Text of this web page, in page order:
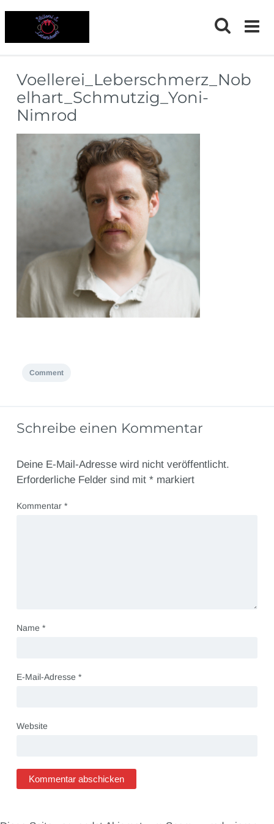
Voellerei_Leberschmerz_Nob
elhart_Schmutzig_Yoni-
Nimrod
Comment
Schreibe einen Kommentar
Deine E-Mail-Adresse wird nicht veröffentlicht.
Erforderliche Felder sind mit *markiert
Kommentar *
Name *
E-Mail-Adresse *
Website